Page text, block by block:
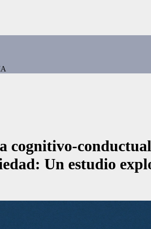
cognitivo-
Un estudio